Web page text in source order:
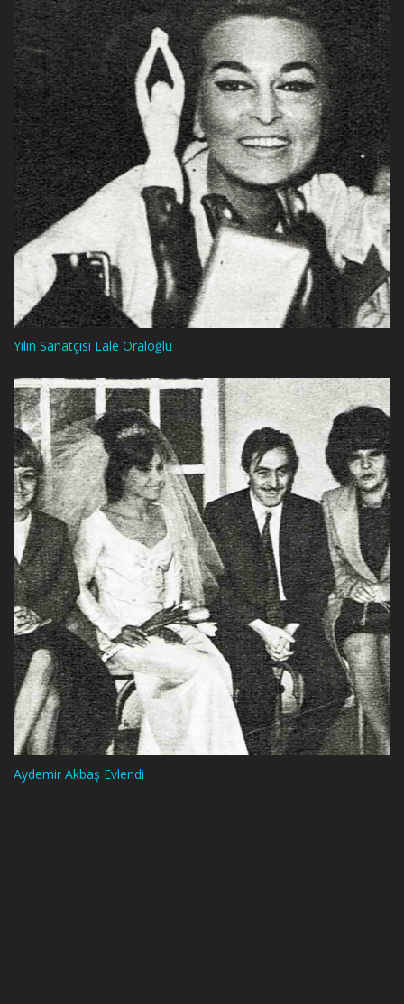
Yılın Sanatçısı Lale Oraloğlu
Aydemir Akbaş Evlendi